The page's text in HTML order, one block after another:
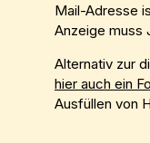
Mail-Adresse
Anzeige muss
Alternativ zur
hier auch ein
Ausfüllen von